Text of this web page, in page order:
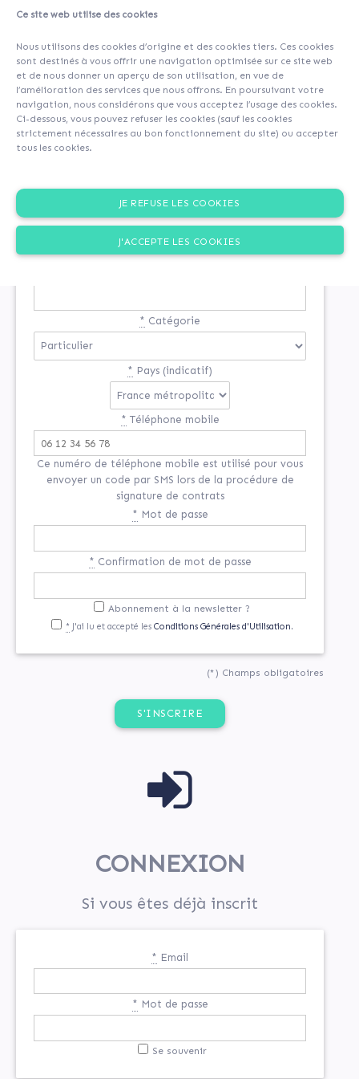
Ce site web utilise des cookies
Nous utilisons des cookies d’origine et des cookies tiers. Ces cookies
sont destinés à vous offrir une navigation optimisée sur ce site web
et de nous donner un aperçu de son utilisation, en vue de
l’amélioration des services que nous offrons. En poursuivant votre
navigation, nous considérons que vous acceptez l’usage des cookies.
Ci-dessous, vous pouvez refuser les cookies (sauf les cookies
strictement nécessaires au bon fonctionnement du site) ou accepter
tous les cookies.
JE REFUSE LES COOKIES
J'ACCEPTE LES COOKIES
Si vous n'êtes pas encore inscrit
* Catégorie
* Pays (indicatif)
* Téléphone mobile
Ce numéro de téléphone mobile est utilisé pour vous
envoyer un code par SMS lors de la procédure de
signature de contrats
* Mot de passe
* Confirmation de mot de passe
you
Abonnement à la newsletter ?
* J'ai lu et accepté les Conditions Générales d'Utilisation.
(*) Champs obligatoires
CONNEXION
Si vous êtes déjà inscrit
* Email
* Mot de passe
Se souvenir